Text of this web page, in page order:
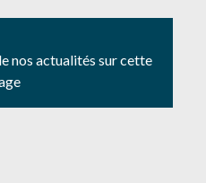
nos actualités sur cette